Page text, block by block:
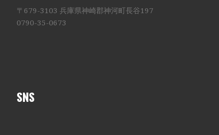
〒679-3103 兵庫県神崎郡神河町長谷197
0790-35-0673
SNS